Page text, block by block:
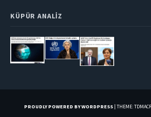
KÜPÜR ANALIZ
PROUDLY POWERED BY WORDPRESS THEME: